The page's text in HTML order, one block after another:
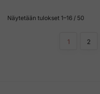
Näytetään tulokset 1–16 / 50
1 2